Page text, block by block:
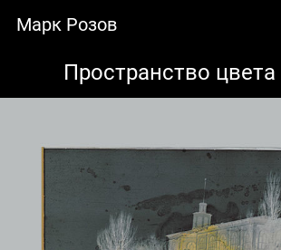
Марк Розов
Пространство цвета